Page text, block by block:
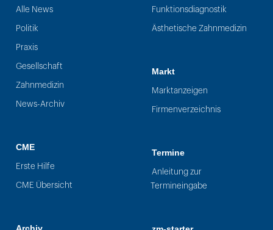
Alle News
Politik
Praxis
Gesellschaft
Zahnmedizin
News-Archiv
CME
Erste Hilfe
CME Übersicht
Funktionsdiagnostik
Ästhetische Zahnmedizin
Markt
Marktanzeigen
Firmenverzeichnis
Termine
Anleitung zur
Termineingabe